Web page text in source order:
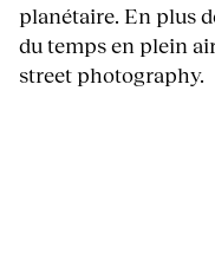
planétaire. En plus
du temps en plein
street photography.